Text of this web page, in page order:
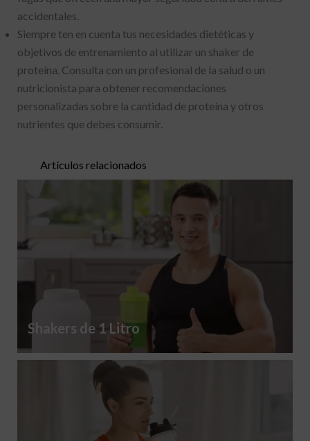
accidentales.
Siempre ten en cuenta tus necesidades dietéticas y
objetivos de entrenamiento al utilizar un shaker de
proteína. Consulta con un profesional de la salud o un
nutricionista para obtener recomendaciones
personalizadas sobre la cantidad de proteína y otros
nutrientes que debes consumir.
Artículos relacionados
Shakers de 1 Litro